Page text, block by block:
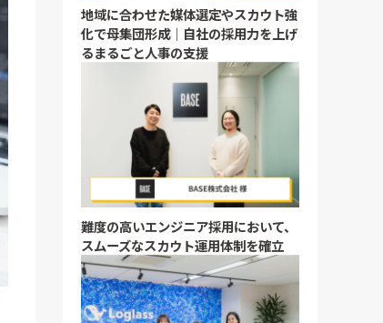
地域に合わせた媒体選定やスカウト強
化で母集団形成｜自社の採用力を上げ
るまるごと人事の支援
難度の高いエンジニア採用において、
スムーズなスカウト運用体制を確立